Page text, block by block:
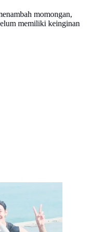
momongan,
memiliki keinginan